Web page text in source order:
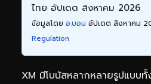
ไทย อัปเดต สิงหาคม 2026
ข้อมูลโดย อ.บอม อัปเดต สิงหาคม
Regulation
XM มีโบนัสหลากหลายรูปแบบทั้